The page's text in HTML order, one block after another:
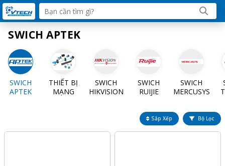
SWICH APTEK
THIẾT BỊ
MẠNG
SWICH
HIKVISION
SWICH
APTEK
SWICH
RUIJIE
SWICH
MERCUSYS
Sắp Xếp Bộ Lọc